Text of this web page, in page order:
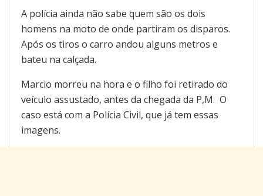
A polícia ainda não sabe quem são os dois
homens na moto de onde partiram os disparos.
Após os tiros o carro andou alguns metros e
bateu na calçada.
Marcio morreu na hora e o filho foi retirado do
veículo assustado, antes da chegada da P,M. O
caso está com a Polícia Civil, que já tem essas
imagens.